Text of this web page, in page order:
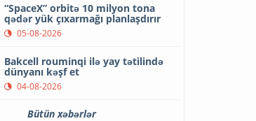
“SpaceX” orbitə 10 milyon tona
qədər yük çıxarmağı planlaşdırır
05-08-2026
Bakcell rouminqi ilə yay tətilində
dünyanı kəşf et
04-08-2026
Bütün xəbərlər